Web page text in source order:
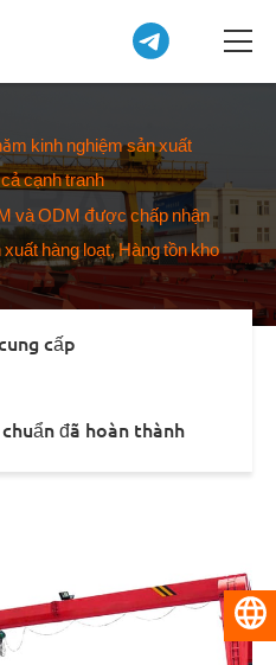
kinh nghiệm sản xuất
cạnh tranh
và ODM được chấp nhận
xuất hàng loạt, Hàng tồn kho
cấp
đã hoàn thành
Tiếng Việt